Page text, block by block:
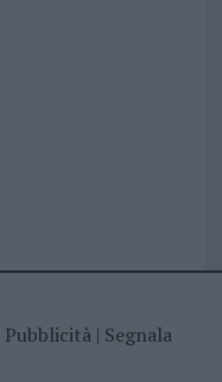
Pubblicità| Segnala